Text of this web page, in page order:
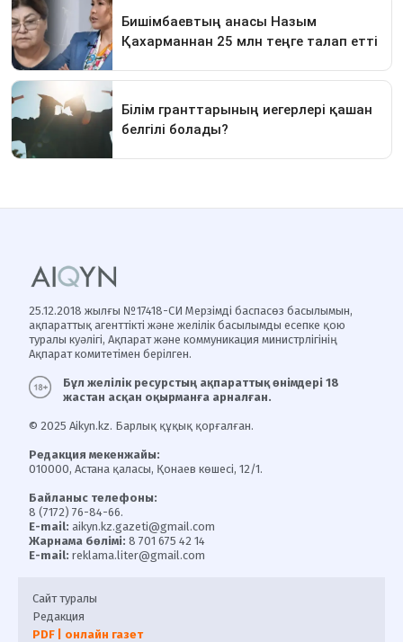
25.12.2018 жылғы №17418-СИ Мерзімді баспасөз басылымын,
ақпараттық агенттікті және желілік басылымды есепке қою
туралы куәлігі, Ақпарат және коммуникация министрлігінің
Ақпарат комитетімен берілген.
Бұл желілік ресурстың ақпараттық өнімдері 18
жастан асқан оқырманға арналған.
© 2025 Aikyn.kz. Барлық құқық қорғалған.
Редакция мекенжайы:
010000, Астана қаласы, Қонаев көшесі, 12/1.
Байланыс телефоны:
8 (7172) 76-84-66.
E-mail: aikyn.kz.gazeti@gmail.com
Жарнама бөлімі: 8 701 675 42 14
E-mail: reklama.liter@gmail.com
Сайт туралы
Редакция
PDF | онлайн газет